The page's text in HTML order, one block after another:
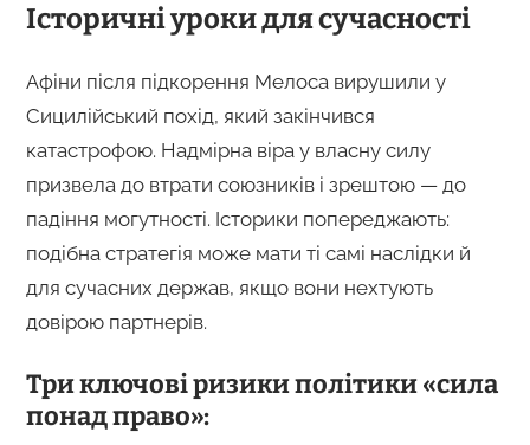
Історичні уроки для сучасності
Афіни після підкорення Мелоса вирушили у
Сицилійський похід, який закінчився
катастрофою. Надмірна віра у власну силу
призвела до втрати союзників і зрештою — до
падіння могутності. Історики попереджають:
подібна стратегія може мати ті самі наслідки й
для сучасних держав, якщо вони нехтують
довірою партнерів.
Три ключові ризики політики «сила
понад право»: